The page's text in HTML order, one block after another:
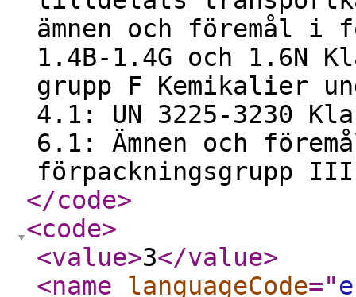
ämnen och föremål
1.4B-1.4G och 1.6N
grupp F Kemikalier
4.1: UN 3225-3230
6.1: Ämnen och
förpackningsgrupp
</code>
<code>
<value>3</value>
<name
languageCode="